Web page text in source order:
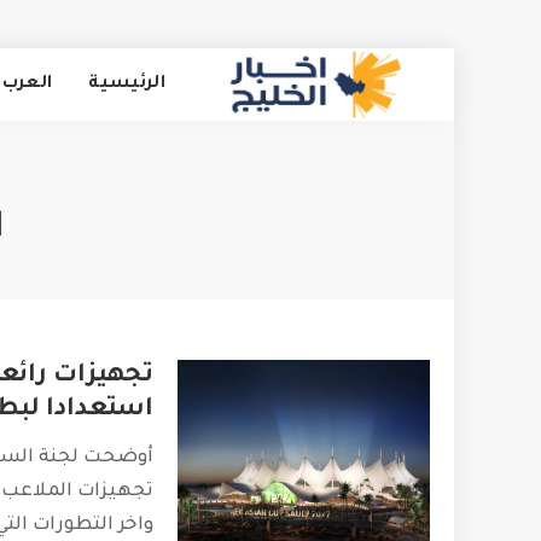
الرئيسية
تجهيزات
استعدادا
أوضحت لجنة
تجهيزات
واخر التطورات